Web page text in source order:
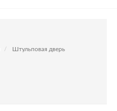
Штульповая дверь